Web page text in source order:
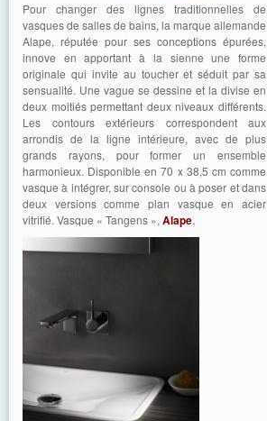
Pour changer des lignes traditionnelles de
vasques de salles de bains, la marque allemande
Alape, réputée pour ses conceptions épurées,
innove en apportant à la sienne une forme
originale qui invite au toucher et séduit par sa
sensualité. Une vague se dessine et la divise en
deux moitiés permettant deux niveaux différents.
Les contours extérieurs correspondent aux
arrondis de la ligne intérieure, avec de plus
grands rayons, pour former un ensemble
harmonieux. Disponible en 70 x 38,5 cm comme
vasque à intégrer, sur console ou à poser et dans
deux versions comme plan vasque en acier
vitrifié. Vasque « Tangens »,Alape.